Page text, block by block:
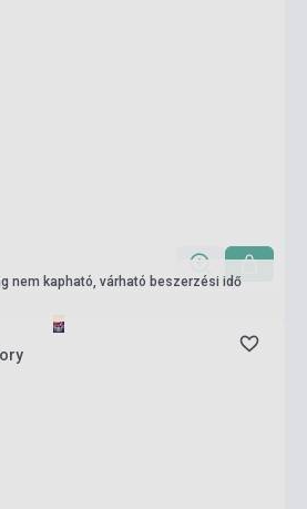
nem kapható, várható beszerzési idő